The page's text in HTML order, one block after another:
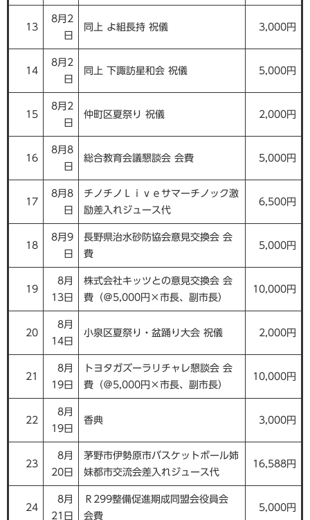
13
8月2
日
同上 よ組長持 祝儀 3,000円
14
8月2
日
同上 下諏訪星和会 祝儀 5,000円
15
8月2
日
仲町区夏祭り 祝儀 2,000円
16
8月8
日
総合教育会議懇談会 会費 5,000円
17
8月8
日
チノチノＬｉｖｅサマーチノック激
励差入れジュース代
6,500円
18
8月9
日
長野県治水砂防協会意見交換会 会
費
5,000円
19
8月
13日
株式会社キッツとの意見交換会 会
費（＠5,000円×市長、副市長）
10,000円
20
8月
14日
小泉区夏祭り・盆踊り大会 祝儀 2,000円
21
8月
19日
トヨタガズーラリチャレ懇談会 会
費（＠5,000円×市長、副市長）
10,000円
22
8月
19日
香典 3,000円
23
8月
20日
茅野市伊勢原市バスケットボール姉
妹都市交流会差入れジュース代
16,588円
24
8月
21日
Ｒ299整備促進期成同盟会役員会
会費
5,000円